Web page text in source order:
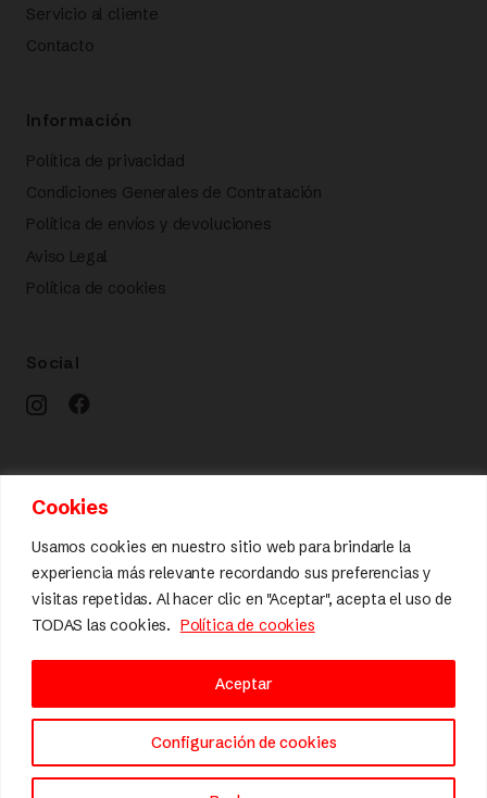
Cookies
Usamos cookies en nuestro sitio web para brindarle la
experiencia más relevante recordando sus preferencias y
visitas repetidas. Al hacer clic en "Aceptar", acepta el uso de
TODAS las cookies. Política de cookies
Configuración de cookies
Aceptar
Servicio al cliente
Contacto
Información
Política de privacidad
Condiciones Generales de Contratación
Política de envíos y devoluciones
Aviso Legal
Política de cookies
Social
Calidad y diseño